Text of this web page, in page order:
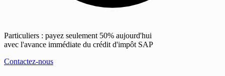
Particuliers : payez seulement 50% aujourd'hui
avec l'avance immédiate du crédit d'impôt SAP
Contactez-nous